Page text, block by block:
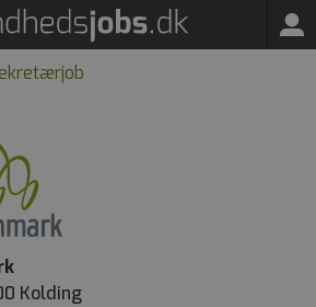
Kolding